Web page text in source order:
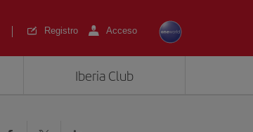
Registro Acceso
Iberia Club